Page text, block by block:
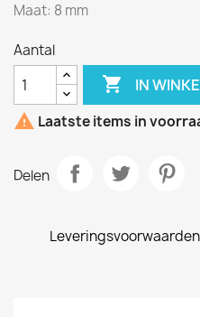
Maat: 8 mm
Aantal
 IN
 Laatste items in
Delen
Leveringsvoorwaarden